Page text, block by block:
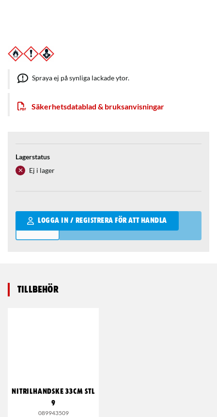
Spraya ej på synliga lackade ytor.
Säkerhetsdatablad & bruksanvisningar
Lagerstatus
Ej i lager
LOGGA IN / REGISTRERA FÖR ATT HANDLA
Qantity
Tillbehör
NITRILHANDSKE 33CM STL
9
089943509